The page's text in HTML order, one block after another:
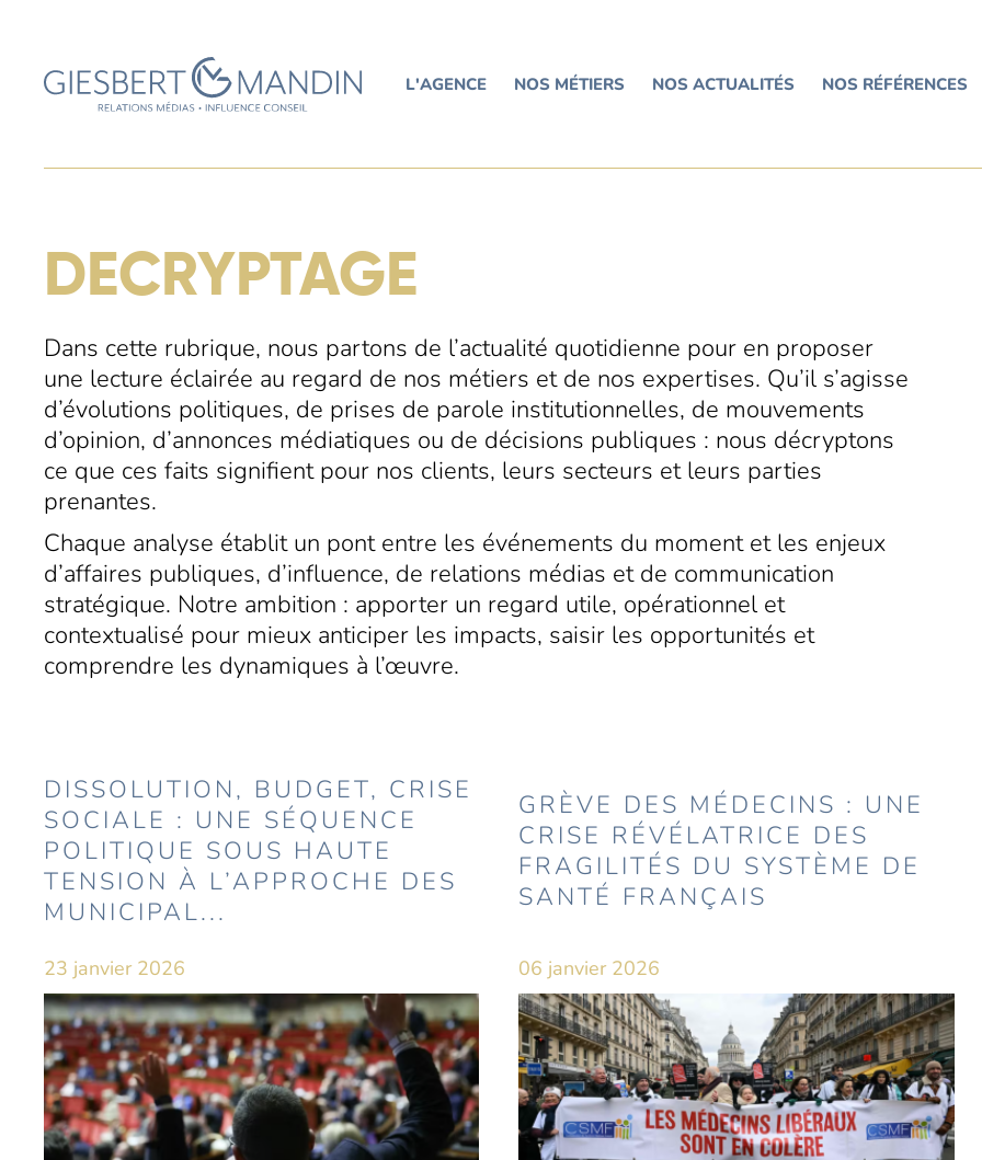
L'AGENCE NOS MÉTIERS NOS ACTUALITÉS NOS RÉFÉRENCES
DECRYPTAGE
Dans cette rubrique, nous partons de l’actualité quotidienne pour en proposer
une lecture éclairée au regard de nos métiers et de nos expertises. Qu’il s’agisse
d’évolutions politiques, de prises de parole institutionnelles, de mouvements
d’opinion, d’annonces médiatiques ou de décisions publiques : nous décryptons
ce que ces faits signifient pour nos clients, leurs secteurs et leurs parties
prenantes.
Chaque analyse établit un pont entre les événements du moment et les enjeux
d’affaires publiques, d’influence, de relations médias et de communication
stratégique. Notre ambition : apporter un regard utile, opérationnel et
contextualisé pour mieux anticiper les impacts, saisir les opportunités et
comprendre les dynamiques à l’œuvre.
DISSOLUTION, BUDGET, CRISE
SOCIALE : UNE SÉQUENCE
POLITIQUE SOUS HAUTE
TENSION À L’APPROCHE DES
MUNICIPAL...
23 janvier 2026
GRÈVE DES MÉDECINS : UNE
CRISE RÉVÉLATRICE DES
FRAGILITÉS DU SYSTÈME DE
SANTÉ FRANÇAIS
06 janvier 2026